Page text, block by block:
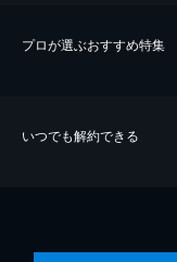
プロが選ぶおすすめ特集
いつでも解約できる